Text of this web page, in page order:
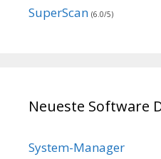
SuperScan (6.0/5)
Neueste Software
System-Manager